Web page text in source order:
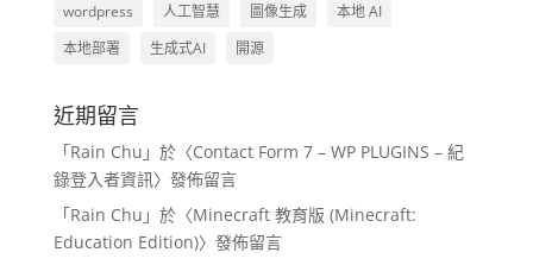
wordpress
人工智慧 圖像生成
本地 AI
本地部署
生成式AI 開源
近期留言
「Rain Chu 」於〈Contact Form 7 – WP PLUGINS – 紀
錄登入者資訊〉發佈留言
「Rain Chu 」於〈Minecraft 教育版 (Minecraft:
Education Edition)〉發佈留言